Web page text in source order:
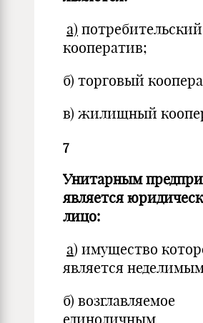
а) потребительский
кооператив;
б) торговый
в) жилищный
7
Унитарным
является
лицо:
а) имущество
является
б) возглавляемое
единоличным